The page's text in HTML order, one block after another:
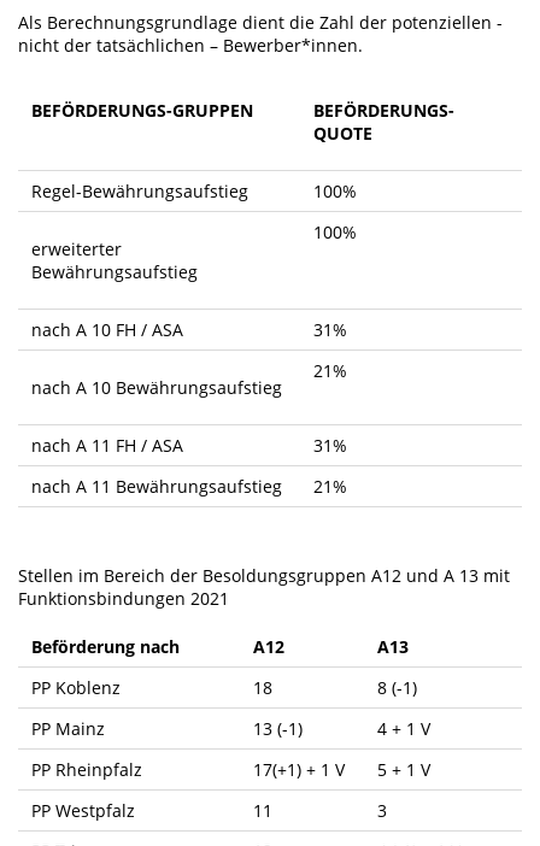
Als Berechnungsgrundlage dient die Zahl der potenziellen -
nicht der tatsächlichen – Bewerber*innen.
BEFÖRDERUNGS-GRUPPEN
BEFÖRDERUNGS-
QUOTE
Regel-Bewährungsaufstieg 100%
erweiterter
Bewährungsaufstieg
100%
nach A 10 FH / ASA 31%
nach A 10 Bewährungsaufstieg
21%
nach A 11 FH / ASA
31%
nach A 11 Bewährungsaufstieg
21%
Stellen im Bereich der Besoldungsgruppen A12 und A 13 mit
Funktionsbindungen 2021
Beförderung nach A12
A13
PP Koblenz
18
8 (-1)
PP Mainz
13 (-1)
4 + 1 V
PP Rheinpfalz
17(+1) + 1 V
5 + 1 V
PP Westpfalz
11
3